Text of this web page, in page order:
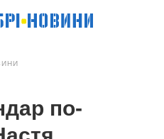
по-